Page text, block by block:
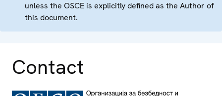
unless the OSCE is explicitly defined as the Author of
this document.
Contact